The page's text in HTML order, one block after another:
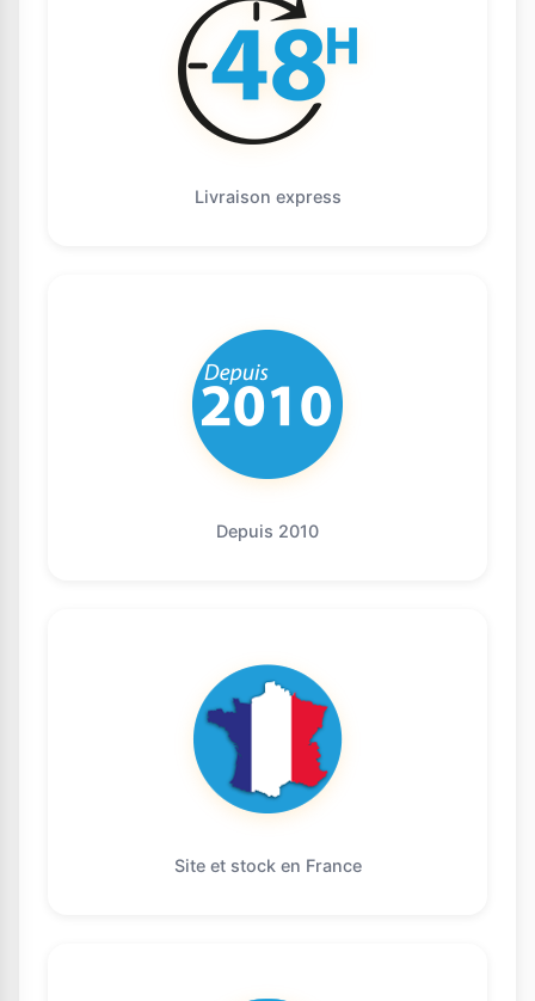
Livraison express
Depuis 2010
Site et stock en France